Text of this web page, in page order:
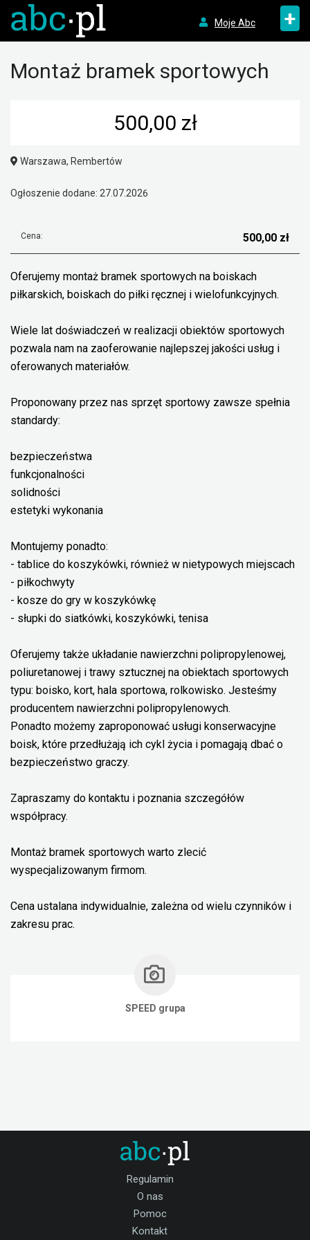
Moje Abc +
Montaż bramek sportowych
500,00 zł
Warszawa, Rembertów
Ogłoszenie dodane: 27.07.2026
Cena: 500,00 zł
Oferujemy montaż bramek sportowych na boiskach
piłkarskich, boiskach do piłki ręcznej i wielofunkcyjnych.
Wiele lat doświadczeń w realizacji obiektów sportowych
pozwala nam na zaoferowanie najlepszej jakości usług i
oferowanych materiałów.
Proponowany przez nas sprzęt sportowy zawsze spełnia
standardy:
bezpieczeństwa
funkcjonalności
solidności
estetyki wykonania
Montujemy ponadto:
- tablice do koszykówki, również w nietypowych miejscach
- piłkochwyty
- kosze do gry w koszykówkę
- słupki do siatkówki, koszykówki, tenisa
Oferujemy także układanie nawierzchni polipropylenowej,
poliuretanowej i trawy sztucznej na obiektach sportowych
typu: boisko, kort, hala sportowa, rolkowisko. Jesteśmy
producentem nawierzchni polipropylenowych.
Ponadto możemy zaproponować usługi konserwacyjne
boisk, które przedłużają ich cykl życia i pomagają dbać o
bezpieczeństwo graczy.
Zapraszamy do kontaktu i poznania szczegółów
współpracy.
Montaż bramek sportowych warto zlecić
wyspecjalizowanym firmom.
Cena ustalana indywidualnie, zależna od wielu czynników i
zakresu prac.
SPEED grupa
Regulamin
O nas
Pomoc
Kontakt